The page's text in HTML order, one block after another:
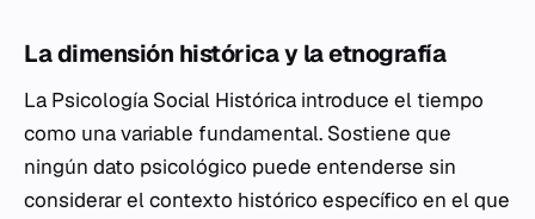
La dimensión histórica y la etnografía
La Psicología Social Histórica introduce el tiempo
como una variable fundamental. Sostiene que
ningún dato psicológico puede entenderse sin
considerar el contexto histórico específico en el que